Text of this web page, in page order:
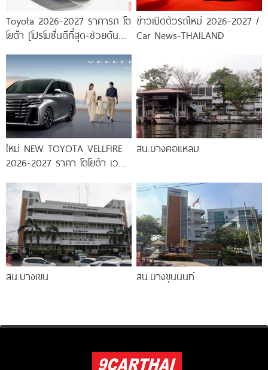
Toyota 2026-2027 ราคารถ โต
โยต้า [โปรโมชั่นดีที่สุด-ช่วยดันทุก
ข่าวเปิดตัวรถใหม่ 2026-2027 /
Car News-THAILAND
ใหม่ NEW TOYOTA VELLFIRE
2026-2027 ราคา โตโยต้า เวล
สน.บางคอแหลม
สน.บางเขน สน.บางขุนนนท์